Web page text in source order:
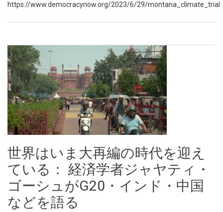
https://www.democracynow.org/2023/6/29/montana_climate_trial
世界はいま大再編の時代を迎え
ている： 経済学者ジャヤティ・
ゴーシュがG20・インド・中国
などを語る